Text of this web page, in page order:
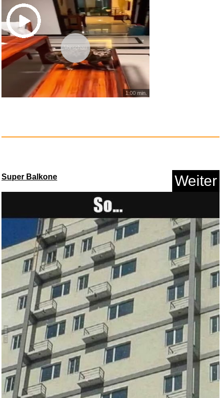
Noob Ninja - Sword Master: Blo...
Welcome Back...
Anzeige
Vorschau
1:00 min.
Super Balkone Weiter